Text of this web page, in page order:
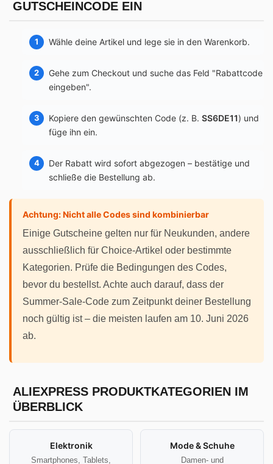
GUTSCHEINCODE EIN
Wähle deine Artikel und lege sie in den Warenkorb.
Gehe zum Checkout und suche das Feld "Rabattcode
eingeben".
Kopiere den gewünschten Code (z. B. SS6DE11) und
füge ihn ein.
Der Rabatt wird sofort abgezogen – bestätige und
schließe die Bestellung ab.
Achtung: Nicht alle Codes sind kombinierbar
Einige Gutscheine gelten nur für Neukunden, andere
ausschließlich für Choice-Artikel oder bestimmte
Kategorien. Prüfe die Bedingungen des Codes,
bevor du bestellst. Achte auch darauf, dass der
Summer-Sale-Code zum Zeitpunkt deiner Bestellung
noch gültig ist – die meisten laufen am 10. Juni 2026
ab.
ALIEXPRESS PRODUKTKATEGORIEN IM
ÜBERBLICK
Elektronik
Smartphones, Tablets,
Mode & Schuhe
Damen- und